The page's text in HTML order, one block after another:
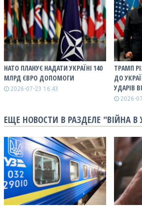
НАТО ПЛАНУЄ НАДАТИ УКРАЇНІ 140
МЛРД ЄВРО ДОПОМОГИ
2026-07-23 16:43
ТРАМП
ДО
УДАРІВ
2026-
ЕЩЕ НОВОСТИ В РАЗДЕЛЕ "ВІЙНА В